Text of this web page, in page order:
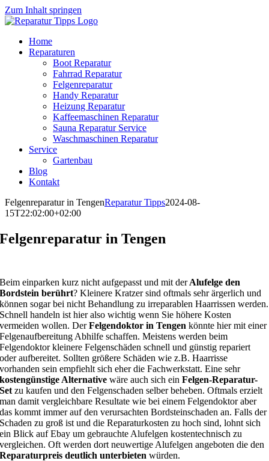
Zum Inhalt springen
Home
Reparaturen
Boot Reparatur
Fahrrad Reparatur
Felgenreparatur
Handy Reparatur
Heizung Reparatur
Kaffeemaschinen Reparatur
Sauna Reparatur Service
Waschmaschinen Reparatur
Service
Gartenbau
Blog
Kontakt
Felgenreparatur in TengenReparatur Tipps2024-08-
15T22:02:00+02:00
Felgenreparatur in Tengen
Beim einparken kurz nicht aufgepasst und mit derAlufelge den
Bordstein berührt? Kleinere Kratzer sind oftmals sehr ärgerlich und
können sogar bei nicht Behandlung zu irreparablen Haarrissen werden.
Schnell handeln ist hier also wichtig wenn Sie höhere Kosten
vermeiden wollen. DerFelgendoktor in Tengen könnte hier mit einer
Felgenaufbereitung Abhilfe schaffen. Meistens werden beim
Felgendoktor kleinere Felgenschäden schnell und günstig repariert
oder aufbereitet. Sollten größere Schäden wie z.B. Haarrisse
vorhanden sein empfiehlt sich eher die Fachwerkstatt. Eine sehr
kostengünstige Alternative wäre auch sich einFelgen-Reparatur-
Set zu kaufen und den Felgenschaden selber beheben. Oftmals erzielt
man damit vergleichbare Resultate wie bei einem Felgendoktor aber
das kommt immer auf den verursachten Bordsteinschaden an. Falls der
Schaden zu groß ist und die Reparaturkosten zu hoch sind, lohnt sich
ein Blick auf Ebay um gebrauchte Alufelgen kostentechnisch zu
vergleichen. Oft werden dort neuwertige Alufelgen angeboten die den
Reparaturpreis deutlich unterbieten würden.